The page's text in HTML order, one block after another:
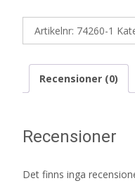
Artikelnr: 74260-1
Recensioner (0)
Recensioner
Det finns inga